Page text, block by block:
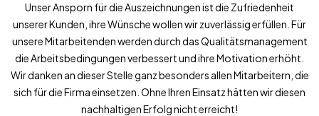
Unser Ansporn für die Auszeichnungen ist die Zufriedenheit
unserer Kunden, ihre Wünsche wollen wir zuverlässig erfüllen. Für
unsere Mitarbeitenden werden durch das Qualitätsmanagement
die Arbeitsbedingungen verbessert und ihre Motivation erhöht.
Wir danken an dieser Stelle ganz besonders allen Mitarbeitern, die
sich für die Firma einsetzen. Ohne Ihren Einsatz hätten wir diesen
nachhaltigen Erfolg nicht erreicht!